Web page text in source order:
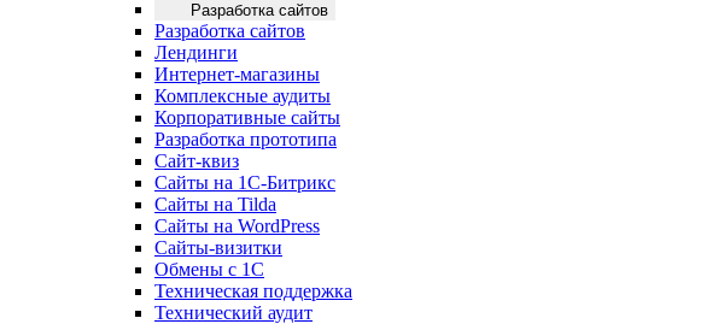
Разработка сайтов
Разработка сайтов
Лендинги
Интернет-магазины
Комплексные аудиты
Корпоративные сайты
Разработка прототипа
Сайт-квиз
Сайты на 1С-Битрикс
Сайты на Tilda
Сайты на WordPress
Сайты-визитки
Обмены с 1С
Техническая поддержка
Технический аудит